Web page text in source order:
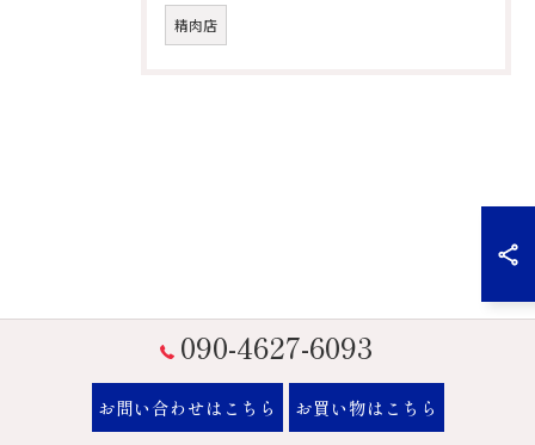
精肉店
090-4627-6093
お問い合わせはこちら お買い物はこちら